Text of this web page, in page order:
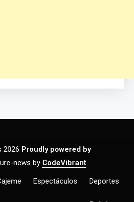
2026 Proudly powered by
news by CodeVibrant.
Espectáculos Deportes